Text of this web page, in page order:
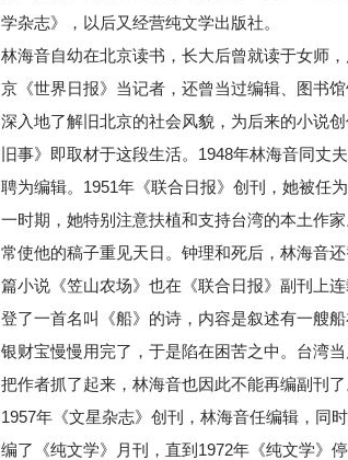
学杂志》，以后又经营纯文学出版社。
林海音自幼在北京读书，长大后曾就读于女师
京《世界日报》当记者，还曾当过编辑、图书
深入地了解旧北京的社会风貌，为后来的小说
旧事》即取材于这段生活。1948年林海音同丈
聘为编辑。1951年《联合日报》创刊，她被任
一时期，她特别注意扶植和支持台湾的本土作
常使他的稿子重见天日。钟理和死后，林海音
篇小说《笠山农场》也在《联合日报》副刊上
登了一首名叫《船》的诗，内容是叙述有一艘
银财宝慢慢用完了，于是陷在困苦之中。台湾
把作者抓了起来，林海音也因此不能再编副刊了
1957年《文星杂志》创刊，林海音任编辑，同
编了《纯文学》月刊，直到1972年《纯文学》